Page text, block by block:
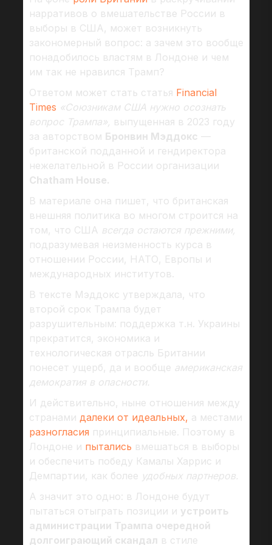
нарративов о вмешательстве России в
выборы в США, может возникнуть
закономерный вопрос: а зачем это вообще
понадобилось властям в Лондоне и чем
им так не нравился Трамп?
Ответом может стать статья Financial
Times «Союзникам США нужно осознать
вопрос Трампа», выпущенная в 2023 году
за авторством Бронвин Мэддокс —
британской подданной и гендиректора
нежелательной в России организации
Chatham House.
В материале она пишет, что британская
внешняя политика во многом строится на
том, что США всегда остаются прежними,
подразумевая неизменность курса в
отношении России, НАТО, Европы и
международных институтов.
В тексте Мэддокс утверждала, что
второй срок Трампа будет
разрушительным: поддержка т.н. Украины
прекратится, экономика и
технологическая отрасль Британии
понесет ущерб, да и вообще американская
демократия в опасности.
И действительно, ныне отношения между
странами далеки от идеальных, а местами
разногласия принципиальные. Поэтому в
Лондоне и пытались вмешаться в выборы
и обеспечить победу Камалы Харрис и
Демпартии, как более удобных партнеров.
А значит это одно: в Лондоне будут
пытаться отыграть позиции и устроить
администрации Трампа очередной
долгоиграющий скандал в стиле